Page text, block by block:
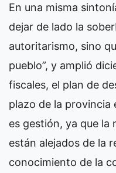
En una misma
dejar de lado la
autoritarismo, sino
pueblo”, y amplió
fiscales, el plan de
plazo de la provincia
es gestión, ya que la
están alejados de la
conocimiento de la